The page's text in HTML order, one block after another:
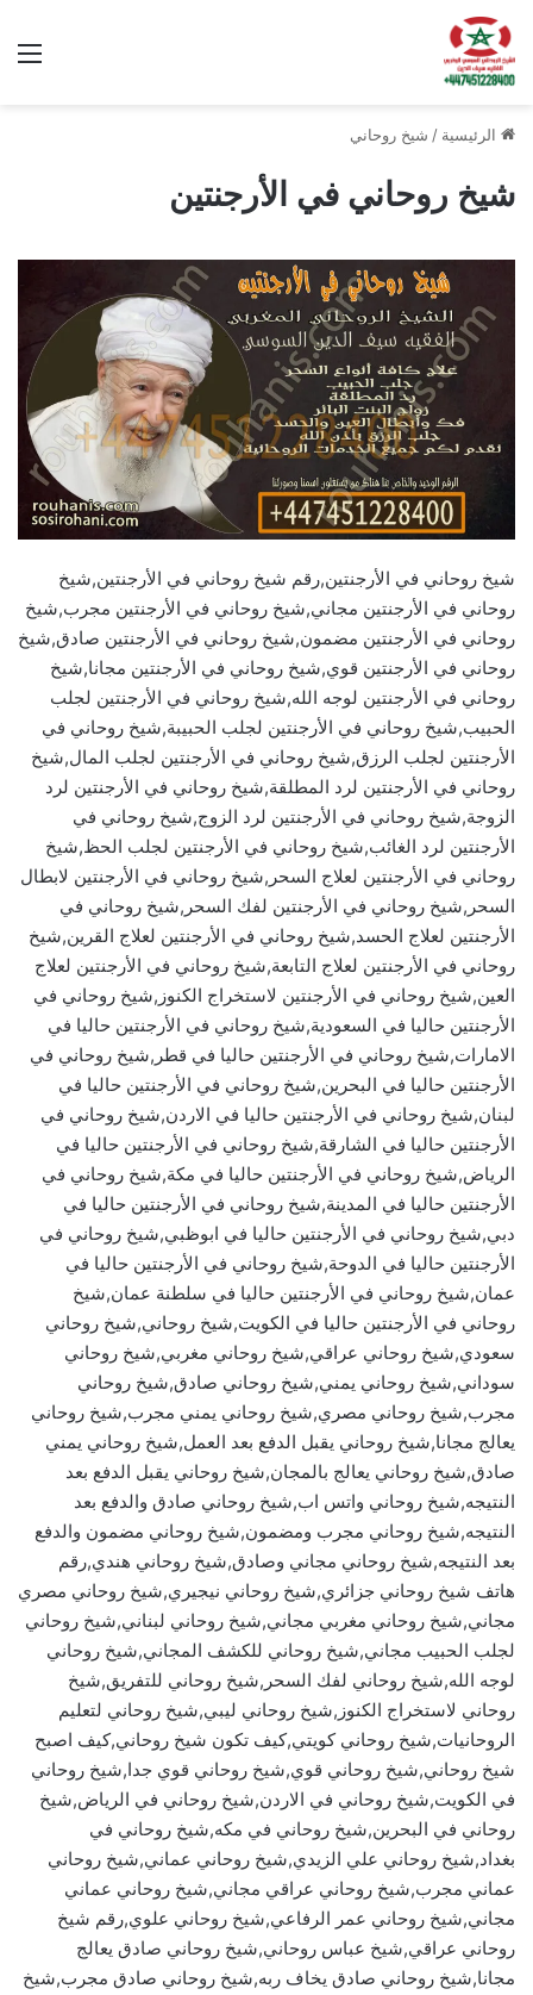
الرئيسية / شيخ روحاني
شيخ روحاني في الأرجنتين
شيخ روحاني في الأرجنتين,رقم شيخ روحاني في الأرجنتين,شيخ
روحاني في الأرجنتين مجاني,شيخ روحاني في الأرجنتين مجرب,شيخ
روحاني في الأرجنتين مضمون,شيخ روحاني في الأرجنتين صادق,شيخ
روحاني في الأرجنتين قوي,شيخ روحاني في الأرجنتين مجانا,شيخ
روحاني في الأرجنتين لوجه الله,شيخ روحاني في الأرجنتين لجلب
الحبيب,شيخ روحاني في الأرجنتين لجلب الحبيبة,شيخ روحاني في
الأرجنتين لجلب الرزق,شيخ روحاني في الأرجنتين لجلب المال,شيخ
روحاني في الأرجنتين لرد المطلقة,شيخ روحاني في الأرجنتين لرد
الزوجة,شيخ روحاني في الأرجنتين لرد الزوج,شيخ روحاني في
الأرجنتين لرد الغائب,شيخ روحاني في الأرجنتين لجلب الحظ,شيخ
روحاني في الأرجنتين لعلاج السحر,شيخ روحاني في الأرجنتين لابطال
السحر,شيخ روحاني في الأرجنتين لفك السحر,شيخ روحاني في
الأرجنتين لعلاج الحسد,شيخ روحاني في الأرجنتين لعلاج القرين,شيخ
روحاني في الأرجنتين لعلاج التابعة,شيخ روحاني في الأرجنتين لعلاج
العين,شيخ روحاني في الأرجنتين لاستخراج الكنوز,شيخ روحاني في
الأرجنتين حاليا في السعودية,شيخ روحاني في الأرجنتين حاليا في
الامارات,شيخ روحاني في الأرجنتين حاليا في قطر,شيخ روحاني في
الأرجنتين حاليا في البحرين,شيخ روحاني في الأرجنتين حاليا في
لبنان,شيخ روحاني في الأرجنتين حاليا في الاردن,شيخ روحاني في
الأرجنتين حاليا في الشارقة,شيخ روحاني في الأرجنتين حاليا في
الرياض,شيخ روحاني في الأرجنتين حاليا في مكة,شيخ روحاني في
الأرجنتين حاليا في المدينة,شيخ روحاني في الأرجنتين حاليا في
دبي,شيخ روحاني في الأرجنتين حاليا في ابوظبي,شيخ روحاني في
الأرجنتين حاليا في الدوحة,شيخ روحاني في الأرجنتين حاليا في
عمان,شيخ روحاني في الأرجنتين حاليا في سلطنة عمان,شيخ
روحاني في الأرجنتين حاليا في الكويت,شيخ روحاني,شيخ روحاني
سعودي,شيخ روحاني عراقي,شيخ روحاني مغربي,شيخ روحاني
سوداني,شيخ روحاني يمني,شيخ روحاني صادق,شيخ روحاني
مجرب,شيخ روحاني مصري,شيخ روحاني يمني مجرب,شيخ روحاني
يعالج مجانا,شيخ روحاني يقبل الدفع بعد العمل,شيخ روحاني يمني
صادق,شيخ روحاني يعالج بالمجان,شيخ روحاني يقبل الدفع بعد
النتيجه,شيخ روحاني واتس اب,شيخ روحاني صادق والدفع بعد
النتيجه,شيخ روحاني مجرب ومضمون,شيخ روحاني مضمون والدفع
بعد النتيجه,شيخ روحاني مجاني وصادق,شيخ روحاني هندي,رقم
هاتف شيخ روحاني جزائري,شيخ روحاني نيجيري,شيخ روحاني مصري
مجاني,شيخ روحاني مغربي مجاني,شيخ روحاني لبناني,شيخ روحاني
لجلب الحبيب مجاني,شيخ روحاني للكشف المجاني,شيخ روحاني
لوجه الله,شيخ روحاني لفك السحر,شيخ روحاني للتفريق,شيخ
روحاني لاستخراج الكنوز,شيخ روحاني ليبي,شيخ روحاني لتعليم
الروحانيات,شيخ روحاني كويتي,كيف تكون شيخ روحاني,كيف اصبح
شيخ روحاني,شيخ روحاني قوي,شيخ روحاني قوي جدا,شيخ روحاني
في الكويت,شيخ روحاني في الاردن,شيخ روحاني في الرياض,شيخ
روحاني في البحرين,شيخ روحاني في مكه,شيخ روحاني في
بغداد,شيخ روحاني علي الزيدي,شيخ روحاني عماني,شيخ روحاني
عماني مجرب,شيخ روحاني عراقي مجاني,شيخ روحاني عماني
مجاني,شيخ روحاني عمر الرفاعي,شيخ روحاني علوي,رقم شيخ
روحاني عراقي,شيخ عباس روحاني,شيخ روحاني صادق يعالج
مجانا,شيخ روحاني صادق يخاف ربه,شيخ روحاني صادق مجرب,شيخ